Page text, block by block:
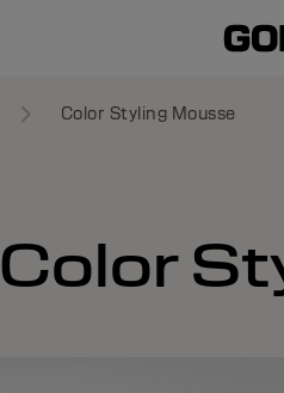
Color Styling Mousse
Color